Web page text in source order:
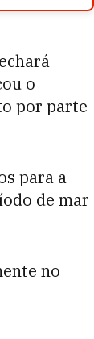
o
por parte
para a
de mar
no